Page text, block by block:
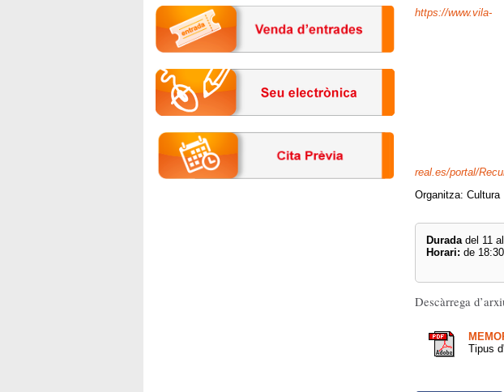
https://www.vila-
real.es/portal/
Organitza: Cultura
Duradadel 11
Horari:de
Descàrrega
Tipus